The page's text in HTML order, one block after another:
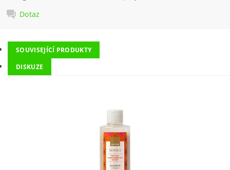
Dotaz
SOUVISEJÍCÍ PRODUKTY
DISKUZE